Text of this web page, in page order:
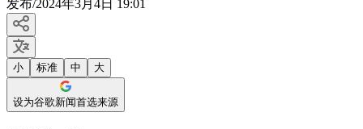
发布/2024年3月4日 19:01
小 标准 中 大
设为谷歌新闻首选来源